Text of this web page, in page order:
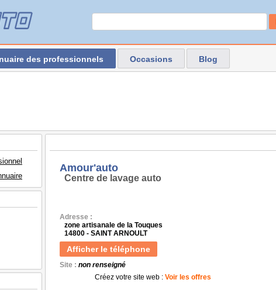
des professionnels Occasions Blog
Amour'auto
Centre de lavage auto
Adresse :
zone artisanale de la Touques
14800 - SAINT ARNOULT
Afficher le téléphone
Site : non renseigné
Créez votre site web : Voir les offres